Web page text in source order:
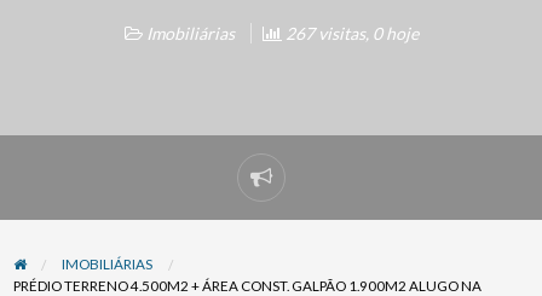
Imobiliárias 267 visitas, 0 hoje
Denunciar
problema
IMOBILIÁRIAS
PRÉDIO TERRENO 4.500M2 + ÁREA CONST. GALPÃO 1.900M2 ALUGO NA